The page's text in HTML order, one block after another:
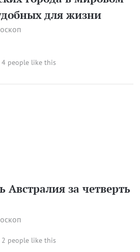
для жизни
4 people like this
Австралия за четверть
2 people like this